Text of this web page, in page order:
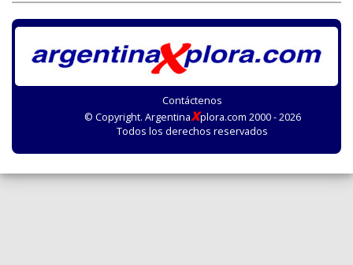
Contáctenos
© Copyright. ArgentinaXplora.com 2000 - 2026
Todos los derechos reservados